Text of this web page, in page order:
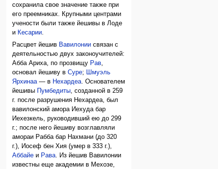
сохранила свое значение также при
его преемниках. Крупными центрами
учености были также йешивы в Лоде
и Кесарии
Расцвет йешив Вавилонии связан с
деятельностью двух законоучителей:
Абба Ариха, по прозвищу Рав,
основал йешиву вСуре; Шмуэль
Ярхинаа— в Нехардеа. Основателем
йешивы
Пумбедиты, созданной в 259
г. после разрушения Нехардеа, был
вавилонский амора Иехуда бар
Иехезкель, руководивший ею до 299
г.; после него йешиву возглавляли
амораи Рабба бар Нахмани (до 320
г.), Иосеф бен Хия (умер в 333 г.),
Аббайе и Рава. Из йешив Вавилонии
известны еще академии в Мехозе,